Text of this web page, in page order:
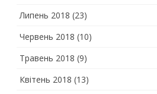
Липень 2018 (23)
Червень 2018 (10)
Травень 2018 (9)
Квітень 2018 (13)